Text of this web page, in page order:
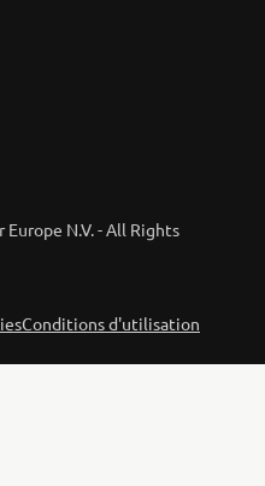
N.V. - All Rights
Conditions d'utilisation